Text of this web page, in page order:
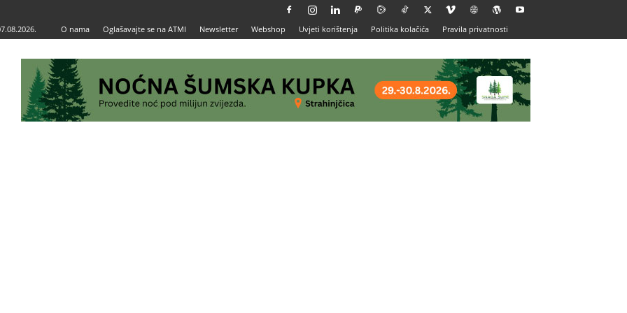
O nama Oglašavajte se na ATMI Newsletter Webshop Uvjeti korištenja Politika kolačića Pravila privatnosti